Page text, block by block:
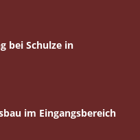
bei Schulze in
im Eingangsbereich